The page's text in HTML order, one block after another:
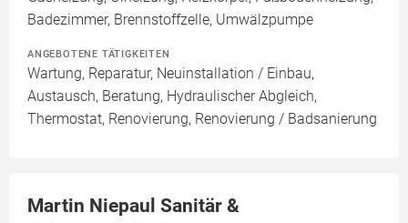
Badezimmer, Brennstoffzelle, Umwälzpumpe
ANGEBOTENE TÄTIGKEITEN
Wartung, Reparatur, Neuinstallation / Einbau,
Austausch, Beratung, Hydraulischer Abgleich,
Thermostat, Renovierung, Renovierung / Badsanierung
Martin Niepaul Sanitär &